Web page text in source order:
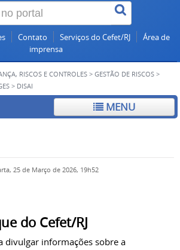
Contato Serviços do Cefet/RJ
Área de
imprensa
RISCOS E CONTROLES > GESTÃO DE RISCOS >
> DISAI
MENU
25 de Março de 2026, 19h52
do Cefet/RJ
divulgar informações sobre a